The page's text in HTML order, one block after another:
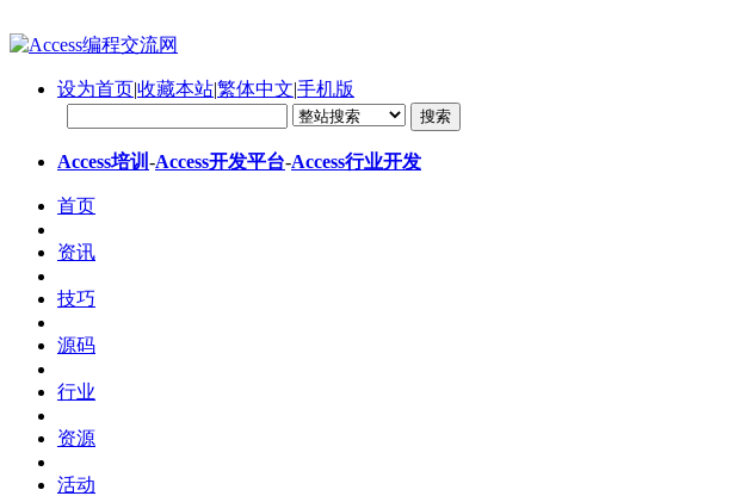
设为首页|收藏本站|繁体中文|手机版
Access培训 -Access开发平台-Access行业开发
首页
资讯
技巧
源码
行业
资源
活动